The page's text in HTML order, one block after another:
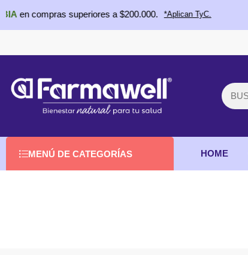
superiores a $200.000. *Aplican TyC.
MENÚ DE CATEGORÍAS HOME